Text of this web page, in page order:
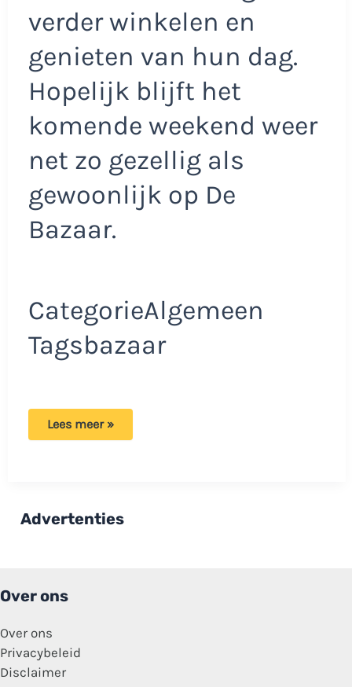
verder winkelen en
genieten van hun dag.
Hopelijk blijft het
komende weekend weer
net zo gezellig als
gewoonlijk op De
Bazaar.
CategorieAlgemeen
Tagsbazaar
Bezoekje
even
ver
Lees meer »
Advertenties
Over ons
Over ons
Privacybeleid
Disclaimer